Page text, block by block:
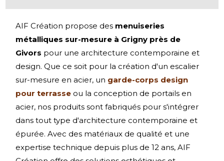
AIF Création propose des menuiseries
métalliques sur-mesure à Grigny près de
Givors pour une architecture contemporaine et
design. Que ce soit pour la création d'un escalier
sur-mesure en acier, un garde-corps design
pour terrasse ou la conception de portails en
acier, nos produits sont fabriqués pour s'intégrer
dans tout type d'architecture contemporaine et
épurée. Avec des matériaux de qualité et une
expertise technique depuis plus de 12 ans, AIF